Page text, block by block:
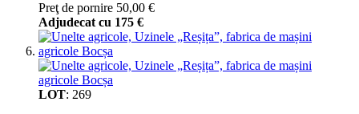
Preţ de pornire 50,00 €
Adjudecat cu 175 €
LOT: 269